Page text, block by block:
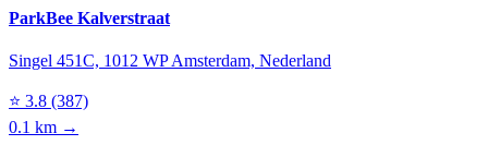
ParkBee Kalverstraat
Singel 451C, 1012 WP Amsterdam, Nederland
⭐ 3.8 (387)
0.1 km →